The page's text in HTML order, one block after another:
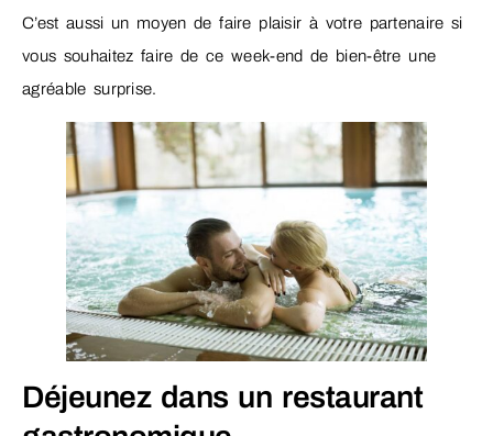
C’est aussi un moyen de faire plaisir à votre partenaire si
vous souhaitez faire de ce week-end de bien-être une
agréable surprise.
Déjeunez dans un restaurant